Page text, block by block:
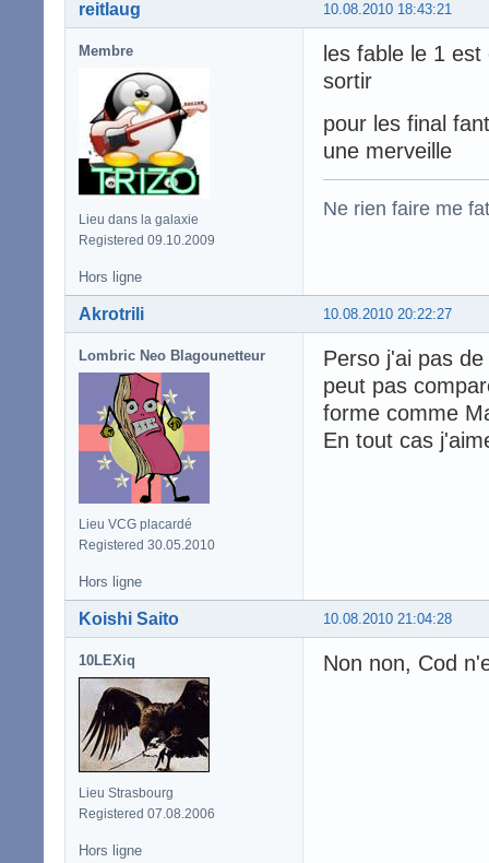
10.08.2010 18:43:21
reitlaug
Membre
Lieu dans la galaxie
Registered 09.10.2009
les fable le 1
sortir
pour les final
une merveille
Ne rien faire me
Hors ligne
10.08.2010 20:22:27
Akrotrili
Lombric Neo Blagounetteur
Lieu VCG placardé
Registered 30.05.2010
Perso j'ai pas
peut pas
forme comme
En tout cas
Hors ligne
10.08.2010 21:04:28
Koishi Saito
10LEXiq
Lieu Strasbourg
Registered 07.08.2006
Non non, Cod
Hors ligne